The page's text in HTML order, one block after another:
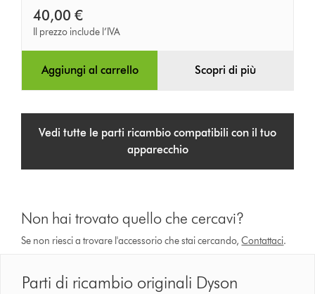
40,00 €
Il prezzo include l’IVA
Aggiungi al carrello Scopri di più
Vedi tutte le parti ricambio compatibili con il tuo
apparecchio
Non hai trovato quello che cercavi?
Se non riesci a trovare l'accessorio che stai cercando,Contattaci.
Parti di ricambio originali Dyson